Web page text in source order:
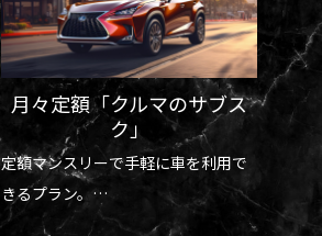
縛られないカーリース
「FLEX」
解約違約金なしで最大2年使えるフレ
キシブルリース。
6～24ヶ月の利用に最適なプラン。